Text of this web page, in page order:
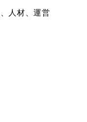
人材、運営